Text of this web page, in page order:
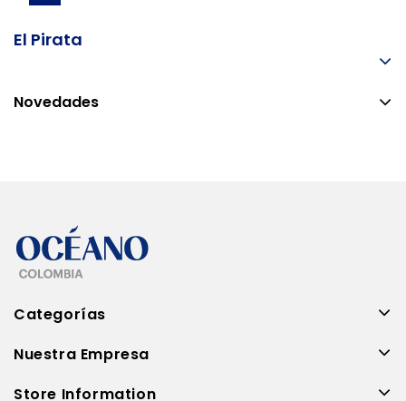
El Pirata
Novedades
Categorías
Nuestra Empresa
Store Information